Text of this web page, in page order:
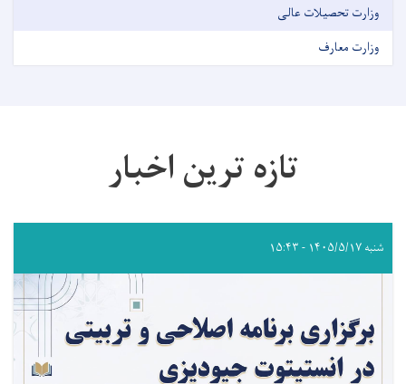
وزارت تحصیلات عالی
وزارت معارف
تازه ترین اخبار
شنبه ۱۴۰۵/۵/۱۷ - ۱۵:۴۳